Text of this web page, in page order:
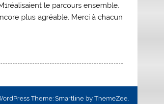
le parcours ensemble.
plus agréable. Merci à chacun
Theme: Smartline by ThemeZee.